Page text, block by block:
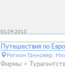
01.09.2013
Путешествия по
Регион Ганновер,
Фирмы